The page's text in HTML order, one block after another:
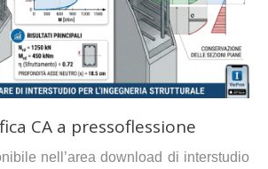
CA a pressoflessione
nell’area download di interstudio